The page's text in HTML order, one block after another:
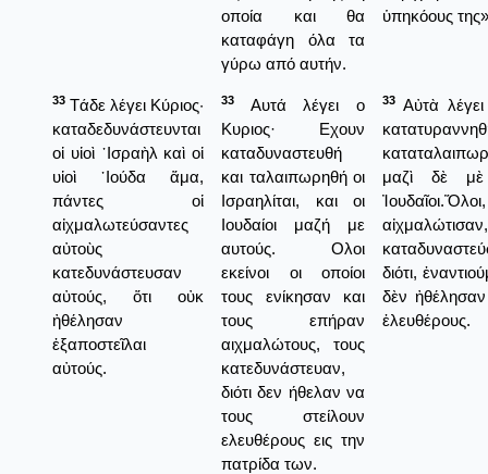
οποία και θα
καταφάγη όλα τα
γύρω από αυτήν.
ὑπηκόους
33 Τάδε λέγει Κύριος·
καταδεδυνάστευνται
οἱ υἱοὶ ᾿Ισραὴλ καὶ οἱ
υἱοὶ ᾿Ιούδα ἅμα,
πάντες οἱ
αἰχμαλωτεύσαντες
αὐτοὺς
κατεδυνάστευσαν
αὐτούς, ὅτι οὐκ
ἠθέλησαν
ἐξαποστεῖλαι
αὐτούς.
33
Αυτά λέγει ο
Κυριος· Εχουν
καταδυναστευθή
και ταλαιπωρηθή οι
Ισραηλίται, και οι
Ιουδαίοι μαζή με
αυτούς. Ολοι
εκείνοι οι οποίοι
τους ενίκησαν και
τους επήραν
αιχμαλώτους, τους
κατεδυνάστευαν,
διότι δεν ήθελαν να
τους στείλουν
ελευθέρους εις την
πατρίδα των.
33 Αὐτὰ
μαζὶ δὲ
διότι,
δὲν
ἐλευθέρους.